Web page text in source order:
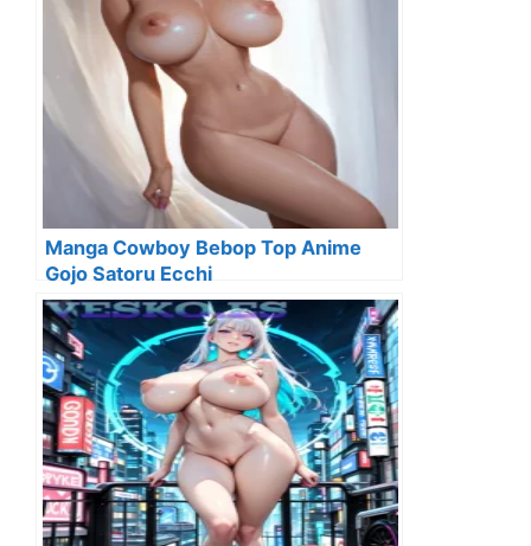
Manga Cowboy Bebop Top Anime
Gojo Satoru Ecchi